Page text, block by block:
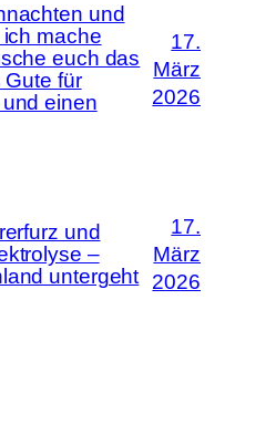
und
mache
euch das
Gute für
einen
17.
März
2026
und
–
untergeht
17.
März
2026